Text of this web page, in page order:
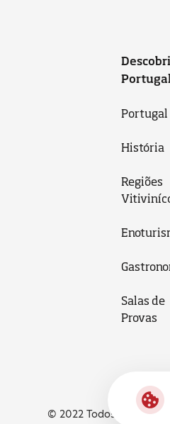
Portugal
História
Regiões
Salas de
Provas
© 2022 Todos os